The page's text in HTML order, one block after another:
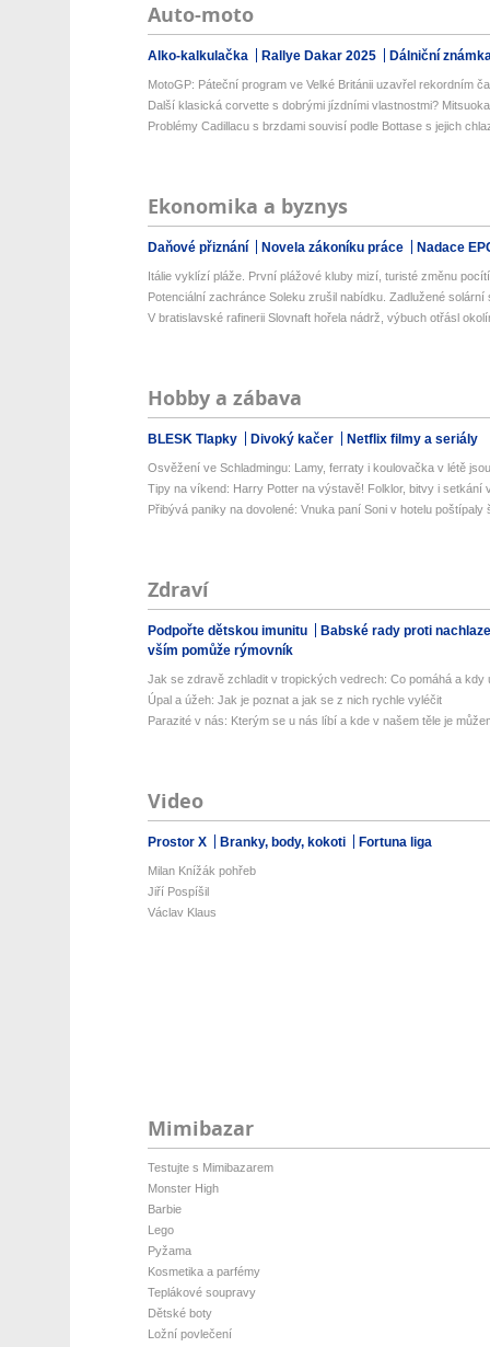
Auto-moto
Alko-kalkulačka Rallye Dakar 2025 Dálniční
MotoGP: Páteční program ve Velké Británii uzavřel rekordním
Další klasická corvette s dobrými jízdními vlastnostmi?
Problémy Cadillacu s brzdami souvisí podle Bottase s jejich
Ekonomika a byznys
Daňové přiznání Novela zákoníku práce Nadace
Itálie vyklízí pláže. První plážové kluby mizí, turisté změnu
Potenciální zachránce Soleku zrušil nabídku. Zadlužené solární
V bratislavské rafinerii Slovnaft hořela nádrž, výbuch otřásl
Hobby a zábava
BLESK Tlapky Divoký kačer Netflix filmy a seriály
Osvěžení ve Schladmingu: Lamy, ferraty i koulovačka v létě
Tipy na víkend: Harry Potter na výstavě! Folklor, bitvy i setkání
Přibývá paniky na dovolené: Vnuka paní Soni v hotelu poštípaly
Zdraví
Podpořte dětskou imunitu
Babské rady proti
vším pomůže rýmovník
Jak se zdravě zchladit v tropických vedrech: Co pomáhá a kdy
Úpal a úžeh: Jak je poznat a jak se z nich rychle vyléčit
Parazité v nás: Kterým se u nás líbí a kde v našem těle je
Video
Prostor X Branky, body, kokoti Fortuna liga
Milan Knížák pohřeb
Jiří Pospíšil
Václav Klaus
Mimibazar
Testujte s Mimibazarem
Monster High
Barbie
Lego
Pyžama
Kosmetika a parfémy
Teplákové soupravy
Dětské boty
Ložní povlečení